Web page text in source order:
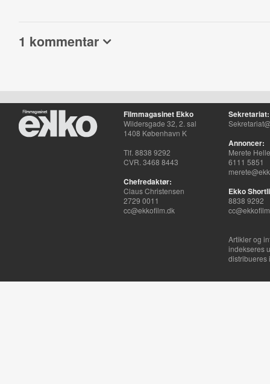
1 kommentar
Filmmagasinet Ekko
Wildersgade 32, 2. sal
1408 København K
Tlf. 8838 9292
CVR. 3468 8443
Chefredaktør:
Claus Christensen
2729 0011
cc@ekkofilm.dk
Sekretariat:
Annoncer:
Merete
6111 5851
Ekko
8838 9292
Artikler og
indekseres
distribueres